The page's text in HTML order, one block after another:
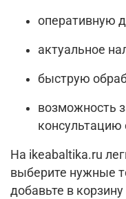
оперативную
актуальное
быструю
возможность
консультацию
На ikeabaltika.ru
выберите нужные
добавьте в